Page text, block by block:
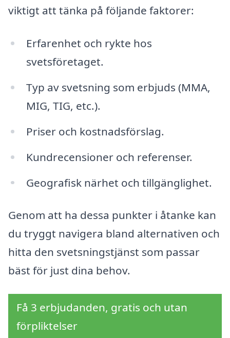
viktigt att tänka på följande faktorer:
Erfarenhet och rykte hos
svetsföretaget.
Typ av svetsning som erbjuds (MMA,
MIG, TIG, etc.).
Priser och kostnadsförslag.
Kundrecensioner och referenser.
Geografisk närhet och tillgänglighet.
Genom att ha dessa punkter i åtanke kan
du tryggt navigera bland alternativen och
hitta den svetsningstjänst som passar
bäst för just dina behov.
Få 3 erbjudanden, gratis och utan
förpliktelser